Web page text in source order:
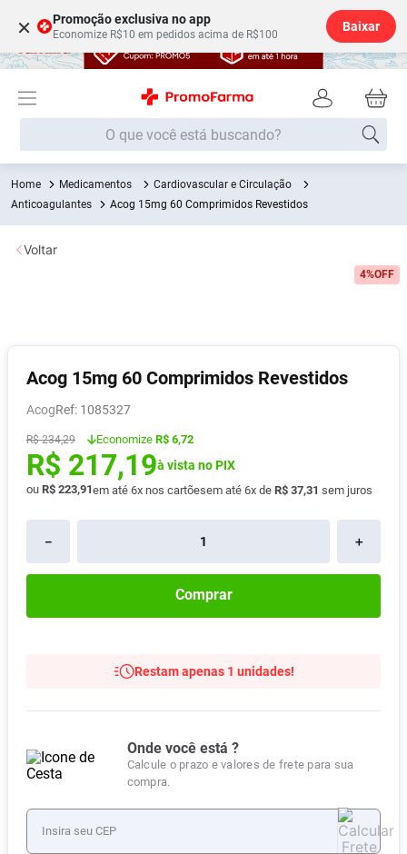
× Promoção exclusiva no app
Economize R$10 em pedidos acima de R$100
Baixar
O que você está buscando?
Medicamentos
Cardiovascular e Circulação
Anticoagulantes
Acog 15mg 60 Comprimidos Revestidos
4%OFF
Acog 15mg 60 Comprimidos Revestidos
Acog : 1085327
R$ 234,29 Economize R$ 6,72
R$ 217,19à vista no PIX
ou R$ 223,91em até 6x nos cartõesem até 6x de R$ 37,31 sem juros
＋
－
Comprar
Restam apenas 1 unidades!
Onde você está ?
Calcule o prazo e valores de frete para sua
compra.
Voltar
Termos mais buscados
1º Fralda
2
5º Fralda G
6º Desodorante
9 Pampers Confort Sec
10º Lavitan